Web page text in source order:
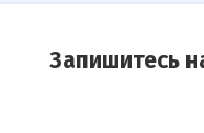
Запишитесь